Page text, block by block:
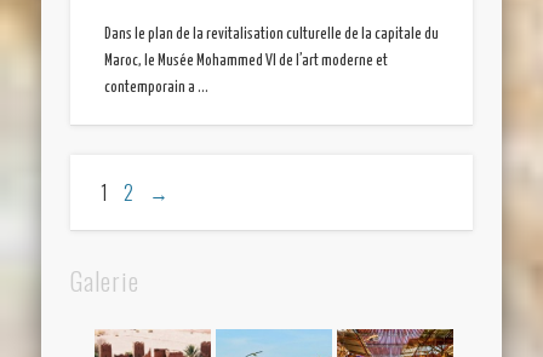
Dans le plan de la revitalisation culturelle de la capitale du
Maroc, le Musée Mohammed VI de l’art moderne et
contemporain a …
1 2 →
Galerie